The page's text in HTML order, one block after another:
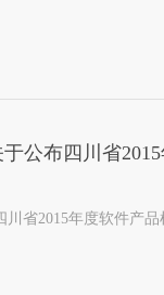
公布四川省
省2015年度软件产